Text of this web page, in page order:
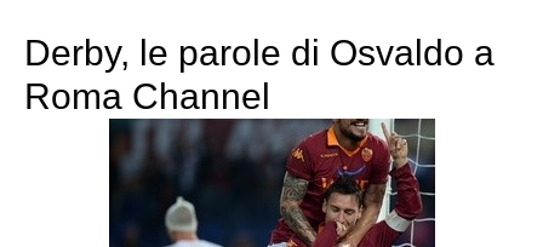
Derby, le parole di Osvaldo a
Roma Channel